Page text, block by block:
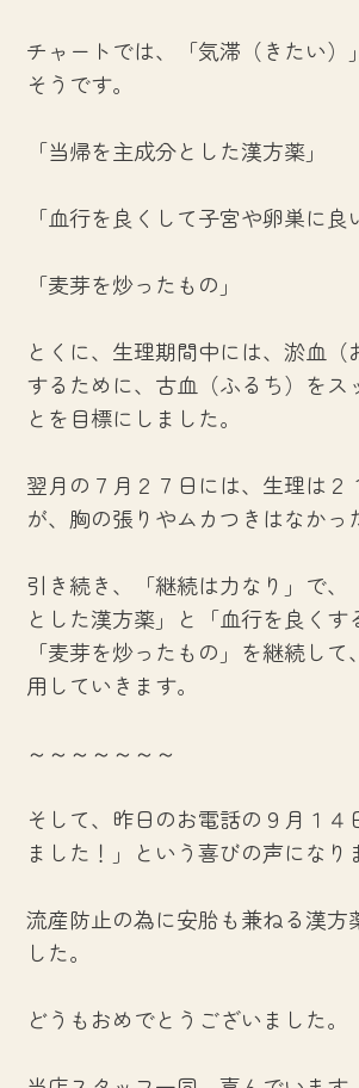
チャートでは、「気滞（きたい）
そうです。
「当帰を主成分とした漢方薬」
「血行を良くして子宮や卵巣に良
「麦芽を炒ったもの」
とくに、生理期間中には、淤血（
するために、古血（ふるち）をス
とを目標にしました。
翌月の７月２７日には、生理は２
が、胸の張りやムカつきはなかっ
引き続き、「継続は力なり」で、
とした漢方薬」と「血行を良くす
「麦芽を炒ったもの」を継続し
用していきます。
～～～～～～～
そして、昨日のお電話の９月１４
ました！」という喜びの声になり
流産防止の為に安胎も兼ねる漢方
した。
どうもおめでとうございました。